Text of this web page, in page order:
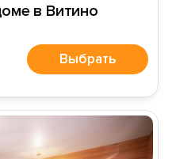
в Витино
Выбрать